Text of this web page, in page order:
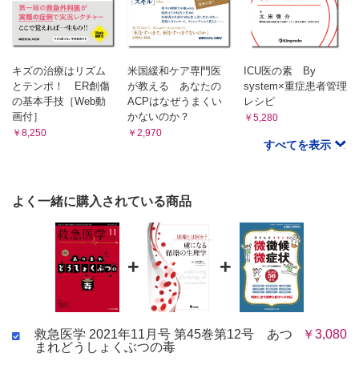
独立行政法人地域医療機能推進機構船橋中央病院救急科／大塚
恭寛 他
キズの治療はリズム
とテンポ！ ER創傷
の基本手技［Web動
画付］
￥8,250
米国緩和ケア専門医
が教える あなたの
ACPはなぜうまくい
かないのか？
￥2,970
ICU医の素 By
system×重症患者管理
レシピ
￥5,280
すべてを表示
よく一緒に購入されている商品
+ +
救急医学 2021年11月号 第45巻第12号 あつ
まれどうしょくぶつの毒
￥3,080